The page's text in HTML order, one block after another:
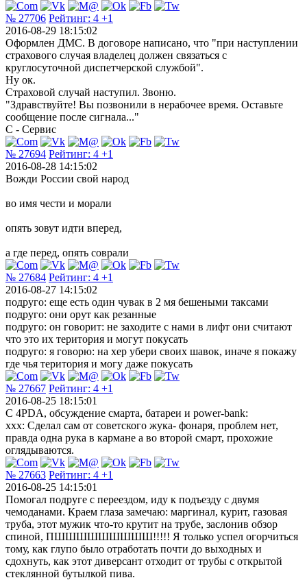
№ 27706 Рейтинг: 4 +1
2016-08-29 18:15:02
Оформлен ДМС. В договоре написано, что "при наступлении
страхового случая владелец должен связаться с
круглосуточной диспетчерской службой".
Ну ок.
Страховой случай наступил. Звоню.
"Здравствуйте! Вы позвонили в нерабочее время. Оставьте
сообщение после сигнала..."
С - Сервис
№ 27694 Рейтинг: 4 +1
2016-08-28 14:15:02
Вожди России свой народ
во имя чести и морали
опять зовут идти вперед,
а где перед, опять соврали
№ 27684 Рейтинг: 4 +1
2016-08-27 14:15:02
подруго: еще есть один чувак в 2 мя бешеными таксами
подруго: они орут как резанные
подруго: он говорит: не заходите с нами в лифт они считают
что это их територия и могут покусать
подруго: я говорю: на хер убери своих шавок, иначе я покажу
где чья територия и могу даже покусать
№ 27667 Рейтинг: 4 +1
2016-08-25 18:15:01
C 4PDA, обсуждение смарта, батареи и power-bank:
xxx: Сделал сам от советского жука- фонаря, проблем нет,
правда одна рука в кармане а во второй смарт, прохожие
оглядываются.
№ 27663 Рейтинг: 4 +1
2016-08-25 14:15:01
Помогал подруге с переездом, иду к подъезду с двумя
чемоданами. Краем глаза замечаю: маргинал, курит, газовая
труба, этот мужик что-то крутит на трубе, заслонив обзор
спиной, ПШШШШШШШШШ!!!!! Я только успел огорчиться
тому, как глупо было отработать почти до выходных и
сдохнуть, как этот диверсант отходит от трубы с открытой
стеклянной бутылкой пива.